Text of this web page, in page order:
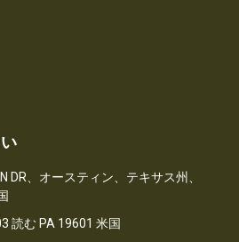
DR、オースティン、テキサス州、
読む PA 19601 米国